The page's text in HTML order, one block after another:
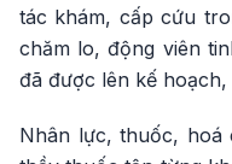
tác khám, cấp cứu
chăm lo, động viên
đã được lên kế
Nhân lực, thuốc,